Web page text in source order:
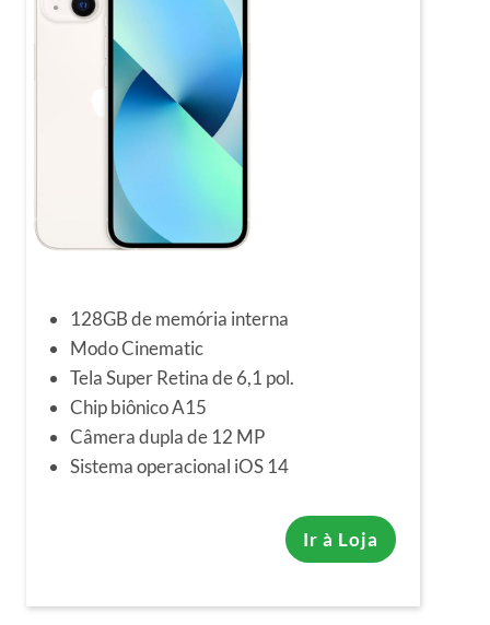
128GB de memória interna
Modo Cinematic
Tela Super Retina de 6,1 pol.
Chip biônico A15
Câmera dupla de 12 MP
Sistema operacional iOS 14
Ir à Loja